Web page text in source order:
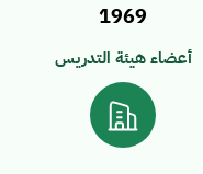
1969
أعضاء هيئة التدريس